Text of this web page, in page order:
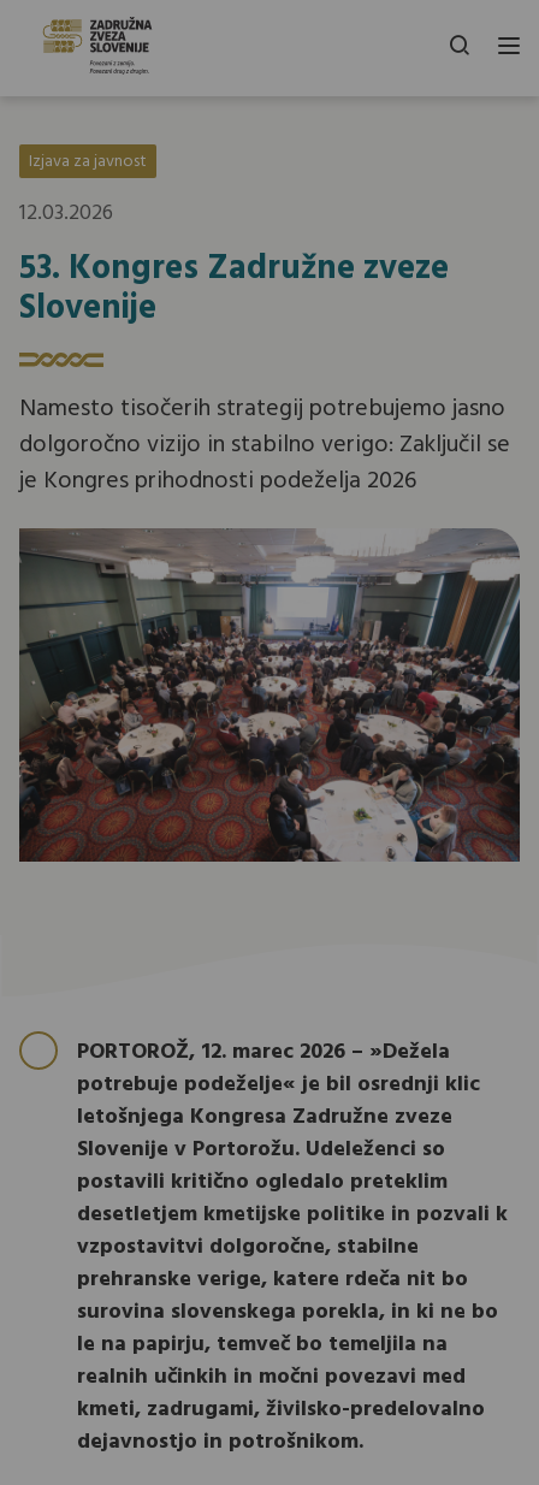
Izjava za javnost
12.03.2026
53. Kongres Zadružne zveze
Slovenije
Namesto tisočerih strategij potrebujemo jasno
dolgoročno vizijo in stabilno verigo: Zaključil se
je Kongres prihodnosti podeželja 2026
PORTOROŽ, 12. marec 2026 – »Dežela
potrebuje podeželje« je bil osrednji klic
letošnjega Kongresa Zadružne zveze
Slovenije v Portorožu. Udeleženci so
postavili kritično ogledalo preteklim
desetletjem kmetijske politike in pozvali k
vzpostavitvi dolgoročne, stabilne
prehranske verige, katere rdeča nit bo
surovina slovenskega porekla, in ki ne bo
le na papirju, temveč bo temeljila na
realnih učinkih in močni povezavi med
kmeti, zadrugami, živilsko-predelovalno
dejavnostjo in potrošnikom.